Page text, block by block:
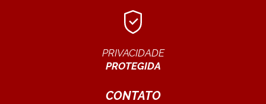
PRIVACIDADE
PROTEGIDA
CONTATO